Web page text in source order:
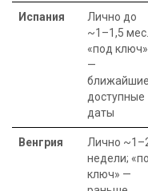
Испания
Лично до
~1–1,5
«под ключ»
—
ближайшие
доступные
даты
Венгрия
Лично
недели;
ключ» —